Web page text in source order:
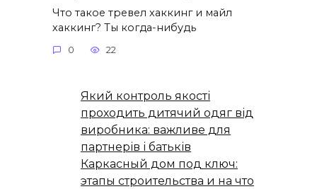
Что такое тревел хаккинг и майл
хаккинг? Ты когда-нибудь
0 22
Який контроль якості
проходить дитячий одяг від
виробника: важливе для
партнерів і батьків
Каркасный дом под ключ:
этапы строительства и на что